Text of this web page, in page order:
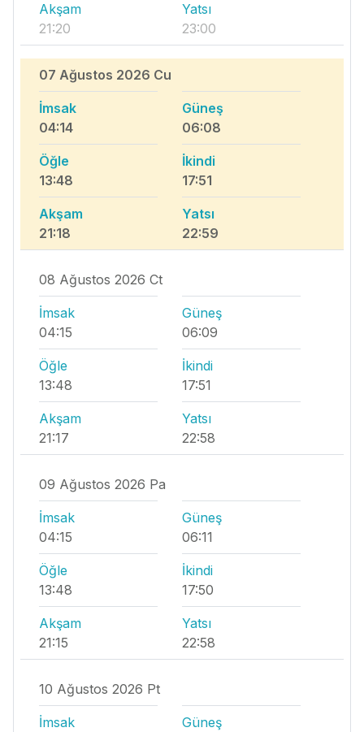
Akşam
21:20
Yatsı
23:00
07 Ağustos 2026 Cu
İmsak
04:14
Güneş
06:08
Öğle
13:48
İkindi
17:51
Akşam
21:18
Yatsı
22:59
08 Ağustos 2026 Ct
İmsak
04:15
Güneş
06:09
Öğle
13:48
İkindi
17:51
Akşam
21:17
Yatsı
22:58
09 Ağustos 2026 Pa
İmsak
04:15
Güneş
06:11
Öğle
13:48
İkindi
17:50
Akşam
21:15
Yatsı
22:58
10 Ağustos 2026 Pt
İmsak Güneş